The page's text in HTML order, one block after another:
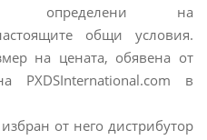
определени на
общи условия.
на цената, обявена от
PXDSInternational.com в
от него дистрибутор